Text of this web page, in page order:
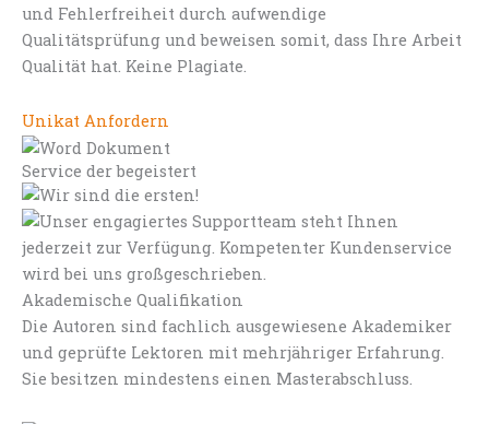
und Fehlerfreiheit durch aufwendige
Qualitätsprüfung und beweisen somit, dass Ihre Arbeit
Qualität hat. Keine Plagiate.
Unikat Anfordern
Service der begeistert
Akademische Qualifikation
Die Autoren sind fachlich ausgewiesene Akademiker
und geprüfte Lektoren mit mehrjähriger Erfahrung.
Sie besitzen mindestens einen Masterabschluss.